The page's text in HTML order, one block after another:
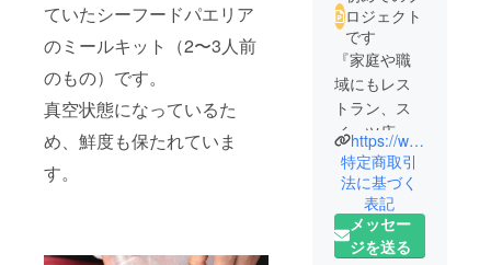
ていたシーフードパエリア
のミールキット（2〜3人前
のもの）です。
真空状態になっているた
め、鮮度も保たれていま
す。
ロジェクト
です
『家庭や職
域にもレス
トラン、ス
イーツ店の
味を届けた
い』という
思いから、
令和元年12
月法人とし
https://www.connection-osaka.com/
特定商取引
法に基づく
表記
メッセー
ジを送る